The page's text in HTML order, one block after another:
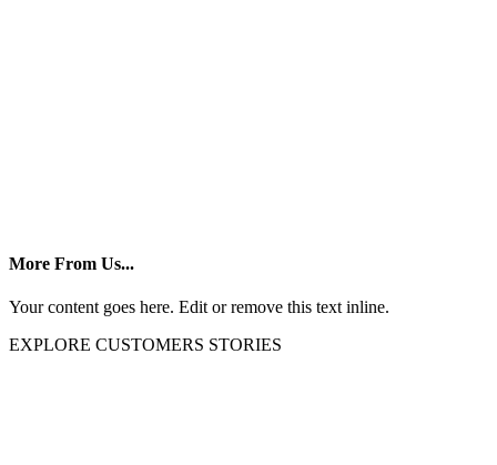
More From Us...
Your content goes here. Edit or remove this text inline.
EXPLORE CUSTOMERS STORIES